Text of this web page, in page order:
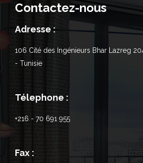
Contactez-nous
Adresse :
106 Cité des Ingénieurs Bhar Lazreg
- Tunisie
Télephone :
+216 - 70 691 955
Fax :